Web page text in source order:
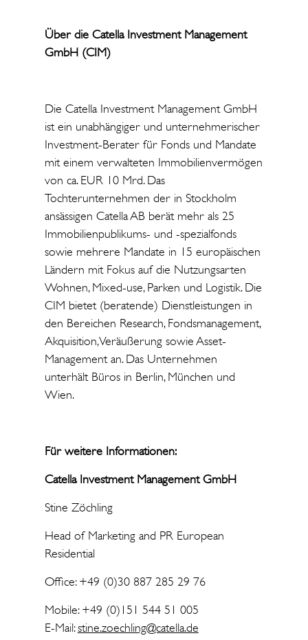
Über die Catella Investment Management
GmbH (CIM)
Die Catella Investment Management GmbH
ist ein unabhängiger und unternehmerischer
Investment-Berater für Fonds und Mandate
mit einem verwalteten Immobilienvermögen
von ca. EUR 10 Mrd. Das
Tochterunternehmen der in Stockholm
ansässigen Catella AB berät mehr als 25
Immobilienpublikums- und -spezialfonds
sowie mehrere Mandate in 15 europäischen
Ländern mit Fokus auf die Nutzungsarten
Wohnen, Mixed-use, Parken und Logistik. Die
CIM bietet (beratende) Dienstleistungen in
den Bereichen Research, Fondsmanagement,
Akquisition, Veräußerung sowie Asset-
Management an. Das Unternehmen
unterhält Büros in Berlin, München und
Wien.
Für weitere Informationen:
Catella Investment Management GmbH
Stine Zöchling
Head of Marketing and PR European
Residential
Office: +49 (0)30 887 285 29 76
Mobile: +49 (0)151 544 51 005
E-Mail:stine.zoechling@catella.de